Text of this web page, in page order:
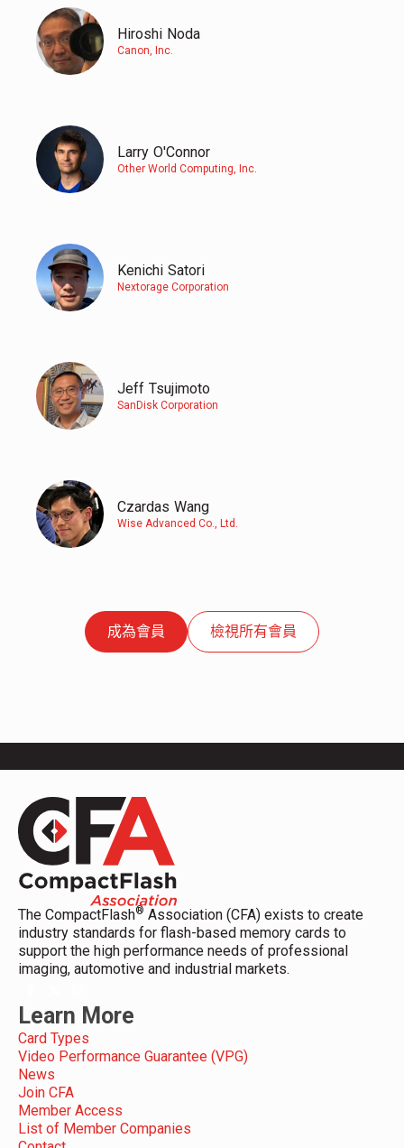
Hiroshi Noda
Canon, Inc.
Larry O'Connor
Other World Computing, Inc.
Kenichi Satori
Nextorage Corporation
Jeff Tsujimoto
SanDisk Corporation
Czardas Wang
Wise Advanced Co., Ltd.
成為會員 檢視所有會員
The CompactFlash® Association (CFA) exists to create
industry standards for flash-based memory cards to
support the high performance needs of professional
imaging, automotive and industrial markets.
Learn More
Card Types
Video Performance Guarantee (VPG)
News
Join CFA
Member Access
List of Member Companies